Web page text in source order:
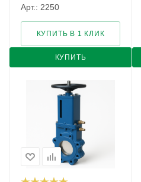
Арт.: 2250
КУПИТЬ
КУПИТЬ В 1 КЛИК